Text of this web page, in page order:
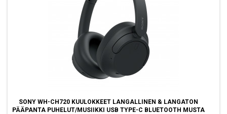
SONY WH-CH720 KUULOKKEET LANGALLINEN & LANGATON
PÄÄPANTA PUHELUT/MUSIIKKI USB TYPE-C BLUETOOTH MUSTA